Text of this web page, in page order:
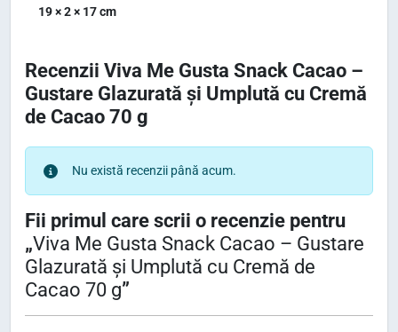
19 × 2 × 17 cm
Recenzii Viva Me Gusta Snack Cacao –
Gustare Glazurată și Umplută cu Cremă
de Cacao 70 g
Nu există recenzii până acum.
Fii primul care scrii o recenzie pentru
„Viva Me Gusta Snack Cacao – Gustare
Glazurată și Umplută cu Cremă de
Cacao 70 g”